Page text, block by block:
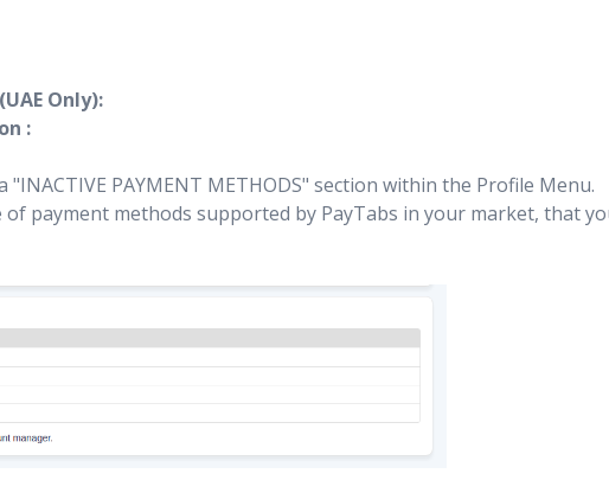
Only):
:
PAYMENT METHODS" section within the Profile Menu.
payment methods supported by PayTabs in your market, that